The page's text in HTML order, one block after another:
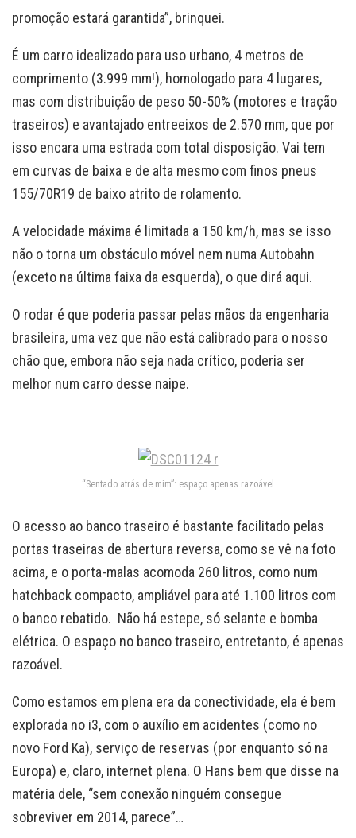
promoção estará garantida”, brinquei.
É um carro idealizado para uso urbano, 4 metros de
comprimento (3.999 mm!), homologado para 4 lugares,
mas com distribuição de peso 50-50% (motores e tração
traseiros) e avantajado entreeixos de 2.570 mm, que por
isso encara uma estrada com total disposição. Vai tem
em curvas de baixa e de alta mesmo com finos pneus
155/70R19 de baixo atrito de rolamento.
A velocidade máxima é limitada a 150 km/h, mas se isso
não o torna um obstáculo móvel nem numa Autobahn
(exceto na última faixa da esquerda), o que dirá aqui.
O rodar é que poderia passar pelas mãos da engenharia
brasileira, uma vez que não está calibrado para o nosso
chão que, embora não seja nada crítico, poderia ser
melhor num carro desse naipe.
“Sentado atrás de mim”: espaço apenas razoável
O acesso ao banco traseiro é bastante facilitado pelas
portas traseiras de abertura reversa, como se vê na foto
acima, e o porta-malas acomoda 260 litros, como num
hatchback compacto, ampliável para até 1.100 litros com
o banco rebatido. Não há estepe, só selante e bomba
elétrica. O espaço no banco traseiro, entretanto, é apenas
razoável.
Como estamos em plena era da conectividade, ela é bem
explorada no i3, com o auxílio em acidentes (como no
novo Ford Ka), serviço de reservas (por enquanto só na
Europa) e, claro, internet plena. O Hans bem que disse na
matéria dele, “sem conexão ninguém consegue
sobreviver em 2014, parece”…